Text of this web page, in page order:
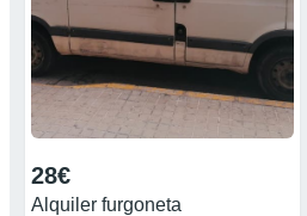
28€
Alquiler furgoneta